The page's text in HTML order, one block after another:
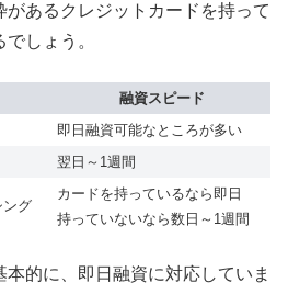
あるクレジットカードを持って
しょう。
融資スピード
即日融資可能なところが多い
翌日～1週間
ング
カードを持っているなら即日
持っていないなら数日～1週間
的に、即日融資に対応していま